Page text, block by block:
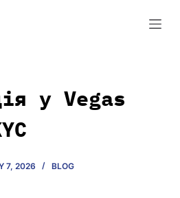
у Vegas
7, 2026 BLOG